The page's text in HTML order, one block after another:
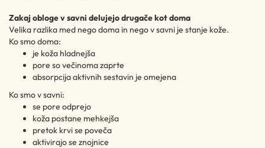
Zakaj obloge v savni delujejo drugače kot doma
Velika razlika med nego doma in nego v savni je stanje kože.
Ko smo doma:
je koža hladnejša
pore so večinoma zaprte
absorpcija aktivnih sestavin je omejena
Ko smo v savni:
se pore odprejo
koža postane mehkejša
pretok krvi se poveča
aktivirajo se znojnice